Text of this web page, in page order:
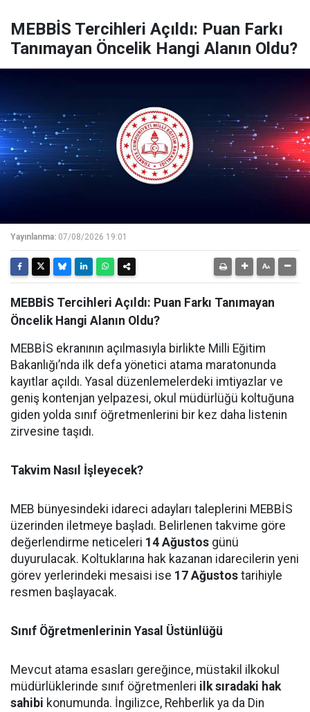
MEBBİS Tercihleri Açıldı: Puan Farkı
Tanımayan Öncelik Hangi Alanın Oldu?
Yayınlanma: 07/08/2026 19:01
MEBBİS Tercihleri Açıldı: Puan Farkı Tanımayan
Öncelik Hangi Alanın Oldu?
MEBBİS ekranının açılmasıyla birlikte Milli Eğitim
Bakanlığı’nda ilk defa yönetici atama maratonunda
kayıtlar açıldı. Yasal düzenlemelerdeki imtiyazlar ve
geniş kontenjan yelpazesi, okul müdürlüğü koltuğuna
giden yolda sınıf öğretmenlerini bir kez daha listenin
zirvesine taşıdı.
Takvim Nasıl İşleyecek?
MEB bünyesindeki idareci adayları taleplerini MEBBİS
üzerinden iletmeye başladı. Belirlenen takvime göre
değerlendirme neticeleri 14 Ağustos günü
duyurulacak. Koltuklarına hak kazanan idarecilerin yeni
görev yerlerindeki mesaisi ise 17 Ağustos tarihiyle
resmen başlayacak.
Sınıf Öğretmenlerinin Yasal Üstünlüğü
Mevcut atama esasları gereğince, müstakil ilkokul
müdürlüklerinde sınıf öğretmenleri ilk sıradaki hak
sahibi konumunda. İngilizce, Rehberlik ya da Din